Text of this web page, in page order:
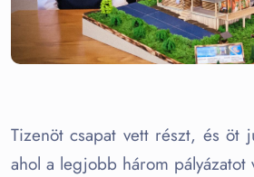
Tizenöt csapat vett részt, és öt
ahol a legjobb három pályázatot